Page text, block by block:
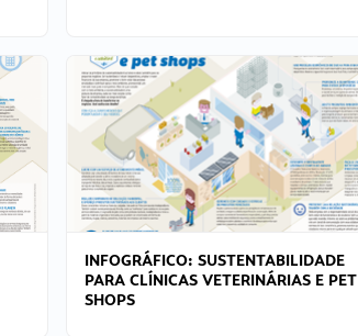
INFOGRÁFICO: SUSTENTABILIDADE
PARA CLÍNICAS VETERINÁRIAS E PET
SHOPS